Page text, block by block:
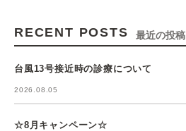
RECENT POSTS 最近の投稿
台風13号接近時の診療について
2026.08.05
☆8月キャンペーン☆